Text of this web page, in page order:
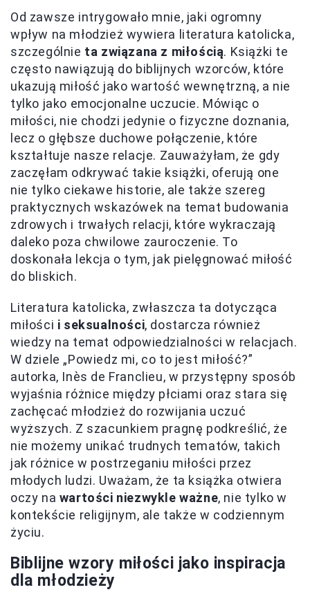
Od zawsze intrygowało mnie, jaki ogromny
wpływ na młodzież wywiera literatura katolicka,
szczególnie ta związana z miłością. Książki te
często nawiązują do biblijnych wzorców, które
ukazują miłość jako wartość wewnętrzną, a nie
tylko jako emocjonalne uczucie. Mówiąc o
miłości, nie chodzi jedynie o fizyczne doznania,
lecz o głębsze duchowe połączenie, które
kształtuje nasze relacje. Zauważyłam, że gdy
zaczęłam odkrywać takie książki, oferują one
nie tylko ciekawe historie, ale także szereg
praktycznych wskazówek na temat budowania
zdrowych i trwałych relacji, które wykraczają
daleko poza chwilowe zauroczenie. To
doskonała lekcja o tym, jak pielęgnować miłość
do bliskich.
Literatura katolicka, zwłaszcza ta dotycząca
miłości i seksualności, dostarcza również
wiedzy na temat odpowiedzialności w relacjach.
W dziele „Powiedz mi, co to jest miłość?”
autorka, Inès de Franclieu, w przystępny sposób
wyjaśnia różnice między płciami oraz stara się
zachęcać młodzież do rozwijania uczuć
wyższych. Z szacunkiem pragnę podkreślić, że
nie możemy unikać trudnych tematów, takich
jak różnice w postrzeganiu miłości przez
młodych ludzi. Uważam, że ta książka otwiera
oczy na wartości niezwykle ważne, nie tylko w
kontekście religijnym, ale także w codziennym
życiu.
Biblijne wzory miłości jako inspiracja
dla młodzieży